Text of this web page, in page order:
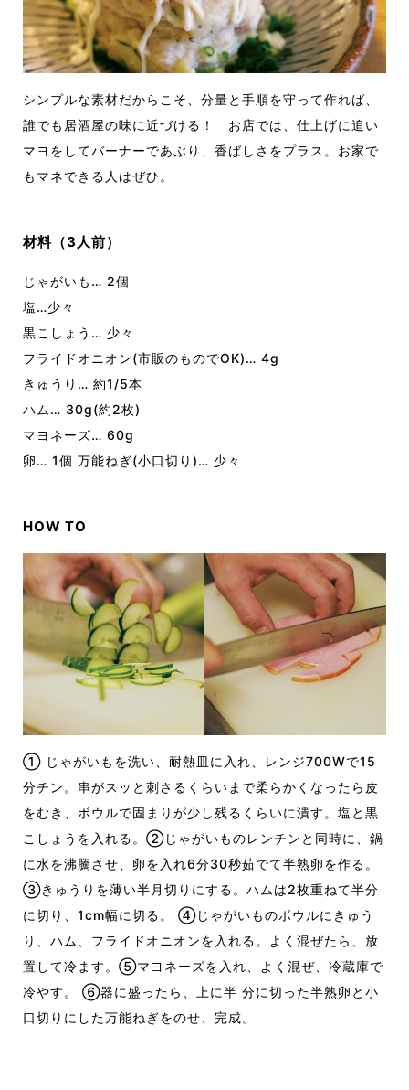
シンプルな素材だからこそ、分量と手順を守って作れば、
誰でも居酒屋の味に近づける！ お店では、仕上げに追い
マヨをしてバーナーであぶり、香ばしさをプラス。お家で
もマネできる人はぜひ。
材料（3人前）
じゃがいも… 2個
塩…少々
黒こしょう… 少々
フライドオニオン(市販のものでOK)… 4g
きゅうり… 約1/5本
ハム… 30g(約2枚)
マヨネーズ… 60g
卵… 1個 万能ねぎ(小口切り)… 少々
HOW TO
① じゃがいもを洗い、耐熱皿に入れ、レンジ700Wで15
分チン。串がスッと刺さるくらいまで柔らかくなったら皮
をむき、ボウルで固まりが少し残るくらいに潰す。塩と黒
こしょうを入れる。②じゃがいものレンチンと同時に、鍋
に水を沸騰させ、卵を入れ6分30秒茹でて半熟卵を作る。
③きゅうりを薄い半月切りにする。ハムは2枚重ねて半分
に切り、1cm幅に切る。 ④じゃがいものボウルにきゅう
り、ハム、フライドオニオンを入れる。よく混ぜたら、放
置して冷ます。⑤マヨネーズを入れ、よく混ぜ、冷蔵庫で
冷やす。 ⑥器に盛ったら、上に半 分に切った半熟卵と小
口切りにした万能ねぎをのせ、完成。